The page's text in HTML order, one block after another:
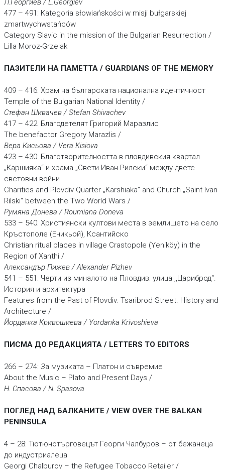
Л.Георгиев / L.Georgiev
477 – 491: Kategoria słowiańskości w misji bułgarskiej
zmartwychwstańców
Category Slavic in the mission of the Bulgarian Resurrection /
Lilla Moroz-Grzelak
ПАЗИТЕЛИ НА ПАМЕТТА / GUARDIANS OF THE MEMORY
409 – 416: Храм на българската национална идентичност
Temple of the Bulgarian National Identity /
Стефан Шивачев / Stefan Shivachev
417 – 422: Благодетелят Григорий Маразлис
The benefactor Gregory Marazlis /
Вера Кисьова / Vera Kisiova
423 – 430: Благотворителността в пловдивския квартал
„Каршияка“ и храма „Свети Иван Рилски“ между двете
световни войни
Charities and Plovdiv Quarter „Karshiaka“ and Church „Saint Ivan
Rilski“ between the Two World Wars /
Румяна Донева / Roumiana Doneva
533 – 540: Християнски култови места в землището на село
Кръстополе (Еникьой), Ксантийско
Christian ritual places in village Crastopole (Yeniköy) in the
Region of Xanthi /
Александър Пижев / Alexander Pizhev
541 – 551: Черти из миналото на Пловдив: улица ,,Цариброд“.
История и архитектура
Features from the Past of Plovdiv: Tsaribrod Street. History and
Architecture /
Йорданка Кривошиева / Yordanka Krivoshieva
ПИСМА ДО РЕДАКЦИЯТА / LETTERS TO EDITORS
266 – 274: За музиката – Платон и съвремие
About the Music – Plato and Present Days /
Н. Спасова / N. Spasova
ПОГЛЕД НАД БАЛКАНИТЕ / VIEW OVER THE BALKAN
PENINSULA
4 – 28: Тютюнотърговецът Георги Чалбуров – от бежанеца
до индустриалеца
Georgi Chalburov – the Refugee Tobacco Retailer /